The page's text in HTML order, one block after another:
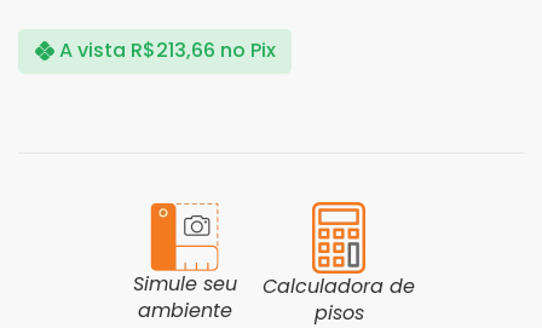
A vista R$213,66 no Pix
Simule seu
ambiente
Calculadora de
pisos